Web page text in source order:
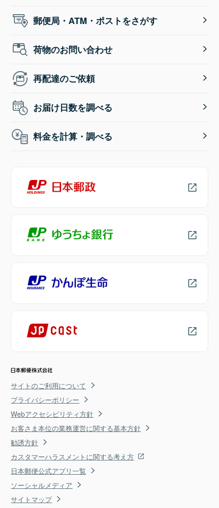
郵便局・ATM・ポストをさがす
荷物のお問い合わせ
再配達のご依頼
お届け日数を調べる
料金を計算・調べる
サイトのご利用について
プライバシーポリシー
Webアクセシビリティ方針
お客さま本位の業務運営に関する基本方針
勧誘方針
カスタマーハラスメントに関する考え方
日本郵便公式アプリ一覧
ソーシャルメディア
サイトマップ